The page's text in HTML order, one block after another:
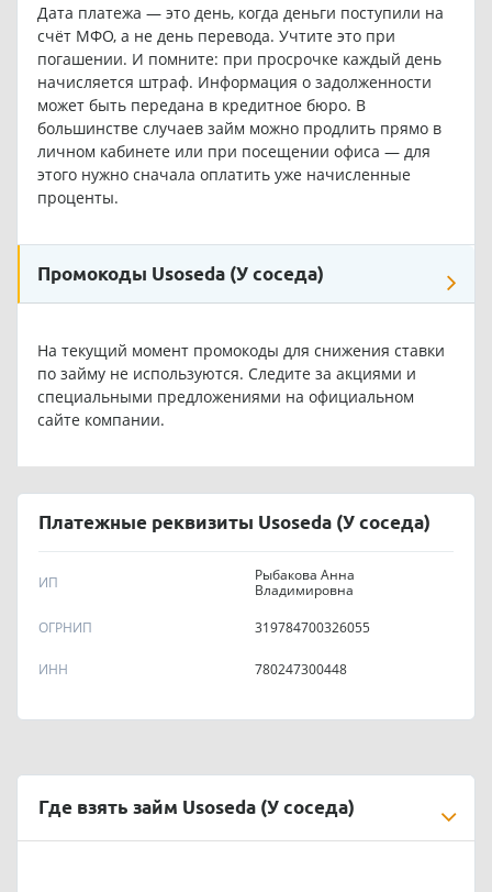
Дата платежа — это день, когда деньги поступили на
счёт МФО, а не день перевода. Учтите это при
погашении. И помните: при просрочке каждый день
начисляется штраф. Информация о задолженности
может быть передана в кредитное бюро. В
большинстве случаев займ можно продлить прямо в
личном кабинете или при посещении офиса — для
этого нужно сначала оплатить уже начисленные
проценты.
Промокоды Usoseda (У соседа)
На текущий момент промокоды для снижения ставки
по займу не используются. Следите за акциями и
специальными предложениями на официальном
сайте компании.
Платежные реквизиты Usoseda (У соседа)
ИП
Рыбакова Анна
Владимировна
OГPHИП
319784700326055
ИНН 780247300448
Где взять займ Usoseda (У соседа)